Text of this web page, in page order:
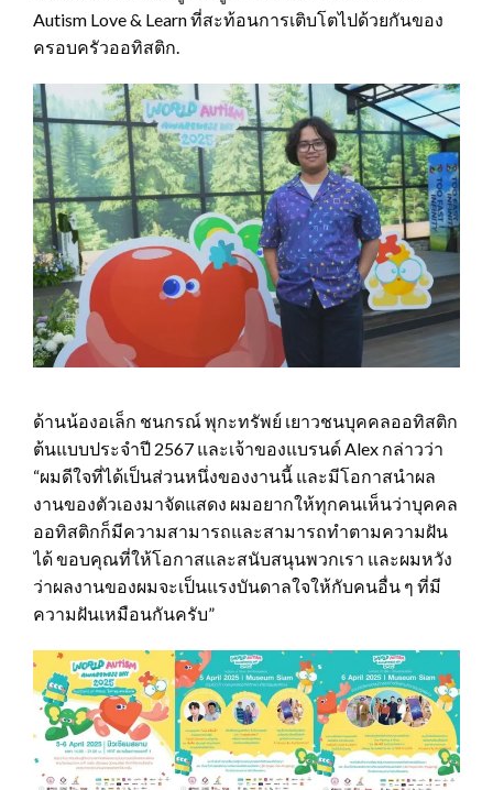
Autism Love & Learn ที่สะท้อนการเติบโตไปด้วยกันของ
ครอบครัวออทิสติก.
ด้านน้องอเล็ก ชนกรณ์ พุกะทรัพย์ เยาวชนบุคคลออทิสติก
ต้นแบบประจำปี 2567 และเจ้าของแบรนด์ Alex กล่าวว่า
“ผมดีใจที่ได้เป็นส่วนหนึ่งของงานนี้ และมีโอกาสนำผล
งานของตัวเองมาจัดแสดง ผมอยากให้ทุกคนเห็นว่าบุคคล
ออทิสติกก็มีความสามารถและสามารถทำตามความฝัน
ได้ ขอบคุณที่ให้โอกาสและสนับสนุนพวกเรา และผมหวัง
ว่าผลงานของผมจะเป็นแรงบันดาลใจให้กับคนอื่น ๆ ที่มี
ความฝันเหมือนกันครับ”